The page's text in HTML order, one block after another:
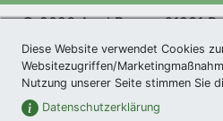
© 2026 Agel Rosen, 61231
exklusives Präsent *|
Datenschutzerklärung|
Newsletter
Diese Website verwendet Cookies
Websitezugriffen/
Nutzung unserer Seite stimmen Sie
Datenschutzerklärung